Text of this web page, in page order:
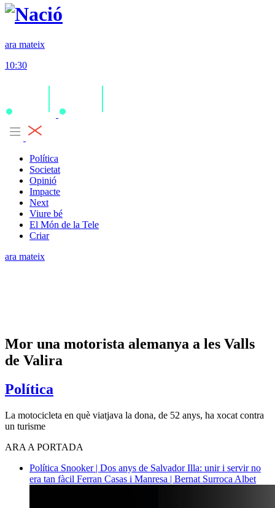
ara mateix
10:30
Política
Societat
Opinió
Impacte
Next
Viure bé
El Món de la Tele
Criar
ara mateix
Mor una motorista alemanya a les Valls
de Valira
Política
La motocicleta en què viatjava la dona, de 52 anys, ha xocat contra
un turisme
ARA A PORTADA
Política Snooker | Dos anys de Salvador Illa: unir i servir no
era tan fàcil Ferran Casas i Manresa | Bernat Surroca Albet